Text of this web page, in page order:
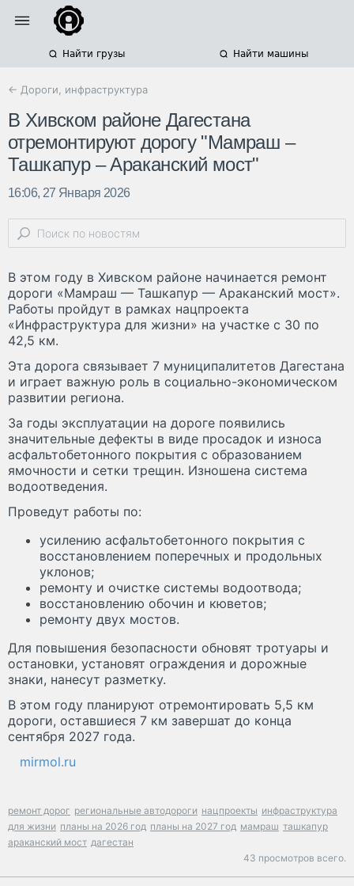
Найти грузы Найти машины
← Дороги, инфраструктура
В Хивском районе Дагестана
отремонтируют дорогу "Мамраш –
Ташкапур – Араканский мост"
16:06, 27 Января 2026
В этом году в Хивском районе начинается ремонт
дороги «Мамраш — Ташкапур — Араканский мост».
Работы пройдут в рамках нацпроекта
«Инфраструктура для жизни» на участке с 30 по
42,5 км.
Эта дорога связывает 7 муниципалитетов Дагестана
и играет важную роль в социально-экономическом
развитии региона.
За годы эксплуатации на дороге появились
значительные дефекты в виде просадок и износа
асфальтобетонного покрытия с образованием
ямочности и сетки трещин. Изношена система
водоотведения.
Проведут работы по:
усилению асфальтобетонного покрытия с
восстановлением поперечных и продольных
уклонов;
ремонту и очистке системы водоотвода;
восстановлению обочин и кюветов;
ремонту двух мостов.
Для повышения безопасности обновят тротуары и
остановки, установят ограждения и дорожные
знаки, нанесут разметку.
В этом году планируют отремонтировать 5,5 км
дороги, оставшиеся 7 км завершат до конца
сентября 2027 года.
mirmol.ru
ремонт дорог региональные автодороги нацпроекты инфраструктура
для жизни планы на 2026 год планы на 2027 год мамраш ташкапур
араканский мост дагестан
43 просмотров всего.